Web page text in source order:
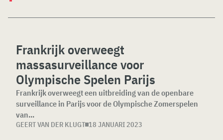
Frankrijk overweegt
massasurveillance voor
Olympische Spelen Parijs
Frankrijk overweegt een uitbreiding van de openbare
surveillance in Parijs voor de Olympische Zomerspelen
van...
GEERT VAN DER KLUGT 18 JANUARI 2023